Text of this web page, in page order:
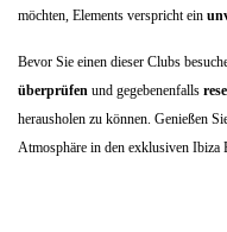
möchten, Elements verspricht ein
Bevor Sie einen dieser Clubs
überprüfen und gegebenenfalls
herausholen zu können. Genießen
Atmosphäre in den exklusiven Ibiza